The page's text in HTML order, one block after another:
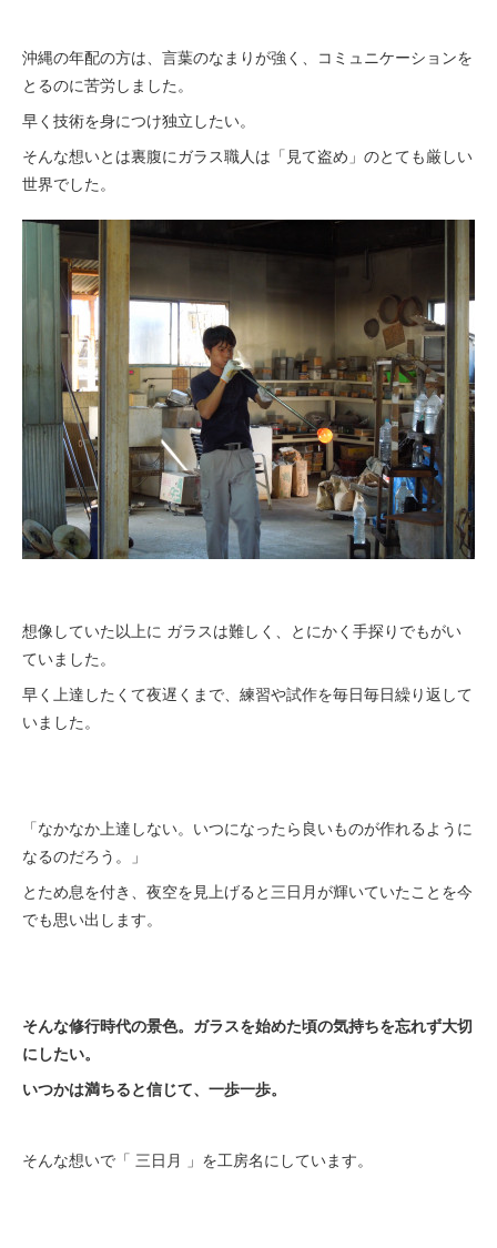
沖縄の年配の方は、言葉のなまりが強く、コミュニケーションを
とるのに苦労しました。
早く技術を身につけ独立したい。
そんな想いとは裏腹にガラス職人は「見て盗め」のとても厳しい
世界でした。
想像していた以上に ガラスは難しく、とにかく手探りでもがい
ていました。
早く上達したくて夜遅くまで、練習や試作を毎日毎日繰り返して
いました。
「なかなか上達しない。いつになったら良いものが作れるように
なるのだろう。」
とため息を付き、夜空を見上げると三日月が輝いていたことを今
でも思い出します。
そんな修行時代の景色。ガラスを始めた頃の気持ちを忘れず大切
にしたい。
いつかは満ちると信じて、一歩一歩。
そんな想いで「 三日月 」を工房名にしています。